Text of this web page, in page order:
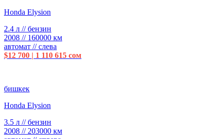
Honda Elysion
2.4 л // бензин
2008 // 160000 км
автомат // слева
$12 700 | 1 110 615 сом
бишкек
Honda Elysion
3.5 л // бензин
2008 // 203000 км